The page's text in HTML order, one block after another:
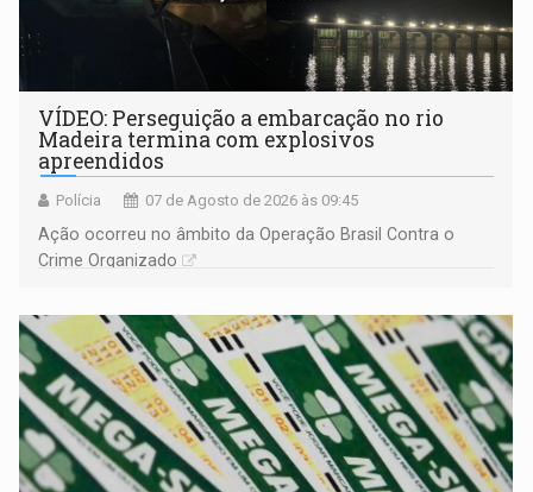
VÍDEO: Perseguição a embarcação no rio
Madeira termina com explosivos
apreendidos
Polícia 07 de Agosto de 2026 às 09:45
Ação ocorreu no âmbito da Operação Brasil Contra o
Crime Organizado